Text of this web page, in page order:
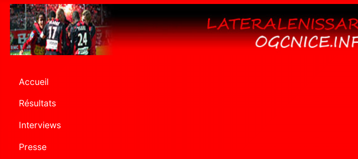
Accueil
Résultats
Interviews
Presse